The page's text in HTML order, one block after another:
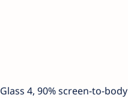
4, 90% screen-to-body